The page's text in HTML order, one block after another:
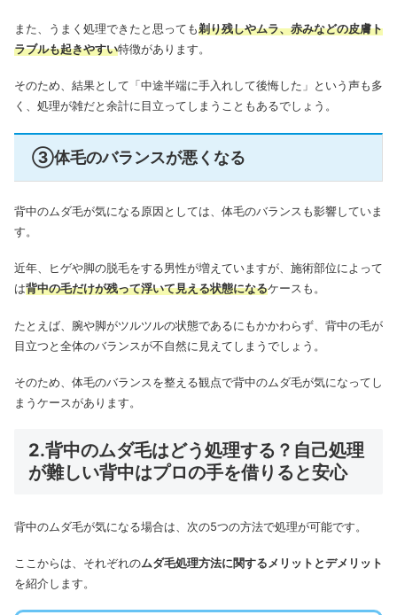
また、うまく処理できたと思っても剃り残しやムラ、赤みなどの皮膚ト
ラブルも起きやすい特徴があります。
そのため、結果として「中途半端に手入れして後悔した」という声も多
く、処理が雑だと余計に目立ってしまうこともあるでしょう。
③体毛のバランスが悪くなる
背中のムダ毛が気になる原因としては、体毛のバランスも影響していま
す。
近年、ヒゲや脚の脱毛をする男性が増えていますが、施術部位によって
は背中の毛だけが残って浮いて見える状態になるケースも。
たとえば、腕や脚がツルツルの状態であるにもかかわらず、背中の毛が
目立つと全体のバランスが不自然に見えてしまうでしょう。
そのため、体毛のバランスを整える観点で背中のムダ毛が気になってし
まうケースがあります。
2.背中のムダ毛はどう処理する？自己処理
が難しい背中はプロの手を借りると安心
背中のムダ毛が気になる場合は、次の5つの方法で処理が可能です。
ここからは、それぞれのムダ毛処理方法に関するメリットとデメリット
を紹介します。